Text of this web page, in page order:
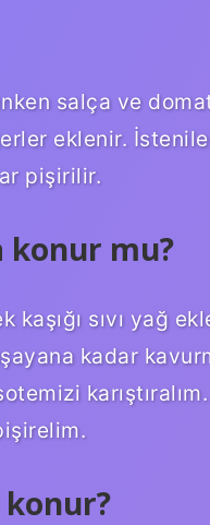
salça ve
eklenir.
pişirilir.
konur mu?
sıvı yağ
kadar